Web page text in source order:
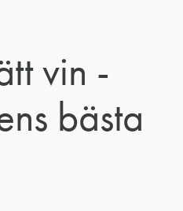
vin -
bästa